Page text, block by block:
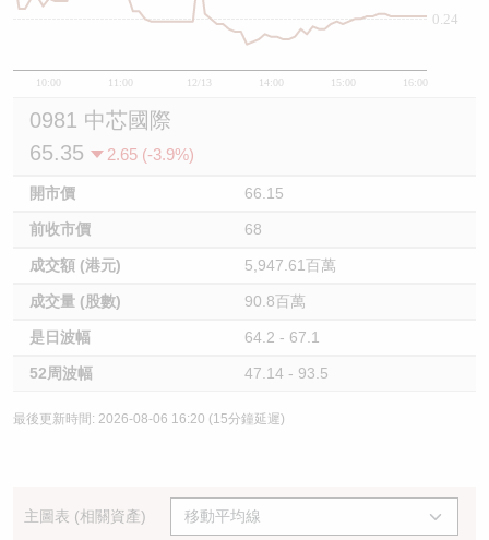
10:00 11:00 12/13 14:00 15:00 16:00
0.24
0981 中芯國際
65.35
2.65 (-3.9%)
開市價 66.15
前收市價 68
成交額 (港元) 5,947.61百萬
成交量 (股數) 90.8百萬
是日波幅 64.2 - 67.1
52周波幅 47.14 - 93.5
最後更新時間: 2026-08-06 16:20 (15分鐘延遲)
主圖表 (相關資產)